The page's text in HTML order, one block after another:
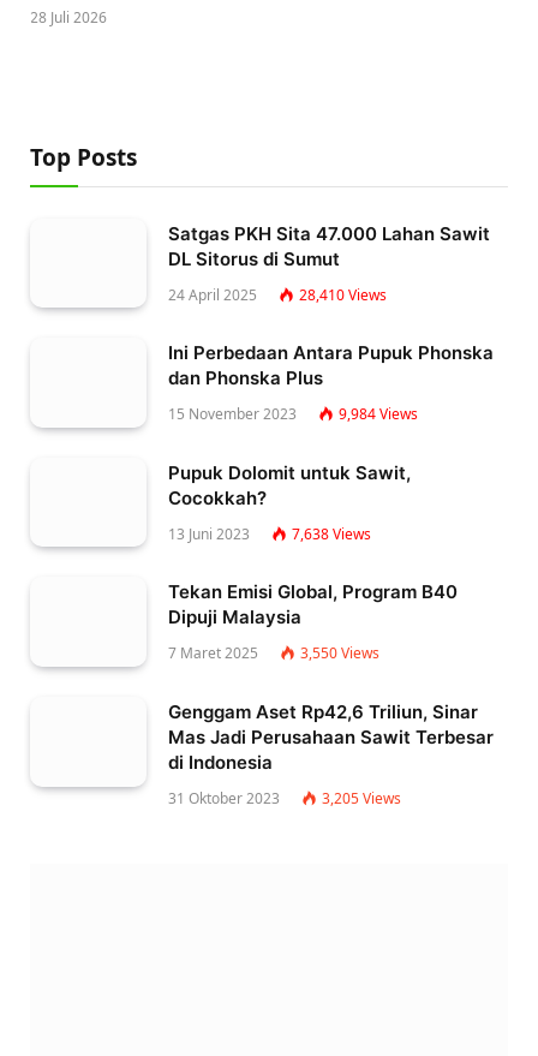
28 Juli 2026
Top Posts
Satgas PKH Sita 47.000 Lahan Sawit
DL Sitorus di Sumut
24 April 2025 28,410Views
Ini Perbedaan Antara Pupuk Phonska
dan Phonska Plus
15 November 2023 9,984Views
Pupuk Dolomit untuk Sawit,
Cocokkah?
13 Juni 2023 7,638Views
Tekan Emisi Global, Program B40
Dipuji Malaysia
7 Maret 2025 3,550Views
Genggam Aset Rp42,6 Triliun, Sinar
Mas Jadi Perusahaan Sawit Terbesar
di Indonesia
31 Oktober 2023 3,205Views